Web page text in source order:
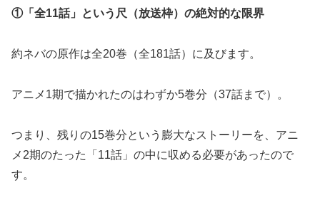
①「全11話」という尺（放送枠）の絶対的な限界
約ネバの原作は全20巻（全181話）に及びます。
アニメ1期で描かれたのはわずか5巻分（37話まで）。
つまり、残りの15巻分という膨大なストーリーを、アニ
メ2期のたった「11話」の中に収める必要があったので
す。